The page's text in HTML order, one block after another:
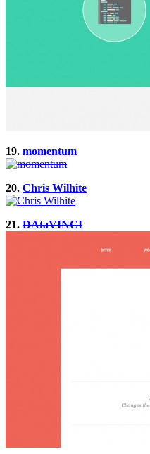
19. momentum
20. Chris Wilhite
21. DAtaVINCI